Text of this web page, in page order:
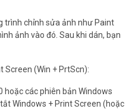
trình chỉnh sửa ảnh như Paint
ảnh vào đó. Sau khi dán, bạn
Screen (Win + PrtScn):
hoặc các phiên bản Windows
Windows + Print Screen (hoặc